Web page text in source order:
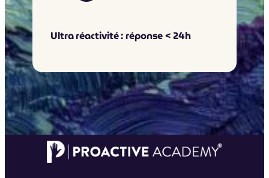
Ultra réactivité : réponse < 24h